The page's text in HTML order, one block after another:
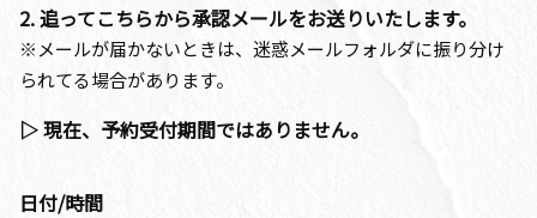
2. 追ってこちらから承認メールをお送りいたします。
※メールが届かないときは、迷惑メールフォルダに振り分け
られてる場合があります。
▷ 現在、予約受付期間ではありません。
日付/時間